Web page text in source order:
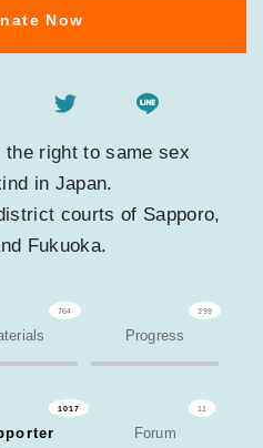
Now
right to same sex
in Japan.
courts of Sapporo,
Fukuoka.
764 199
Progress
1017 11
Forum